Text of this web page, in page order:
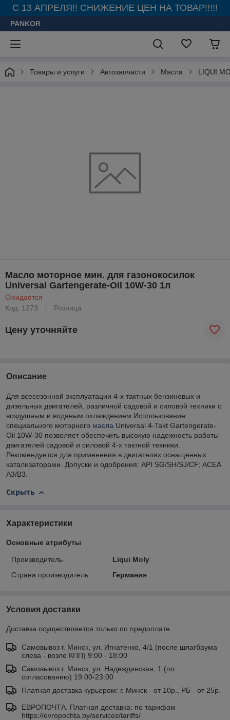
С 13 АПРЕЛЯ!! СНИЖЕНИЕ ЦЕН НА ТОВАР!!!!!
PANKOR
Товары и услуги Автозапчасти Масла LIQUI
Масло моторное мин. для газонокосилок
Universal Gartengerate-Oil 10W-30 1л
Ожидается
Код: 1273
Розница
Цену уточняйте
Описание
Для всесезонной эксплуатации 4-х тактных бензиновых и
дизельных двигателей, различной садовой и силовой техники с
воздушным и водяным охлаждением.Использование
специального моторного масла Universal 4-Takt Gartengerate-
Oil 10W-30 позволяет обеспечить высокую надежность работы
двигателей садовой и силовой 4-х тактной техники.
Рекомендуется для применения в двигателях оснащенных
катализаторами. Допуски и одобрения: API SG/SH/SJ/CF; ACEA
A3/B3.
Скрыть
Характеристики
Основные атрибуты
Производитель
Liqui Moly
Страна производитель
Германия
Условия доставки
Доставка осуществляется только по предоплате.
Самовывоз г. Минск, ул. Игнатенко, 4/1 (после шлагбаума
слева - возле КПП) 9:00 - 18:00
Самовывоз г. Минск, ул. Надеждинская, 1 (по
согласованию) 19:00-23:00
Платная доставка курьером: г. Минск - от 10р., РБ - от 25р.
ЕВРОПОЧТА. Платная доставка: по тарифам
https://evropochta.by/services/tariffs/